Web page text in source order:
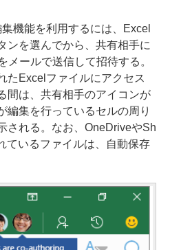
機能を利用するには、Excel
ンを選んでから、共有相手に
メールで送信して招待する。
たExcelファイルにアクセス
間は、共有相手のアイコンが
編集を行っているセルの周り
される。なお、OneDriveやSh
ているファイルは、自動保存